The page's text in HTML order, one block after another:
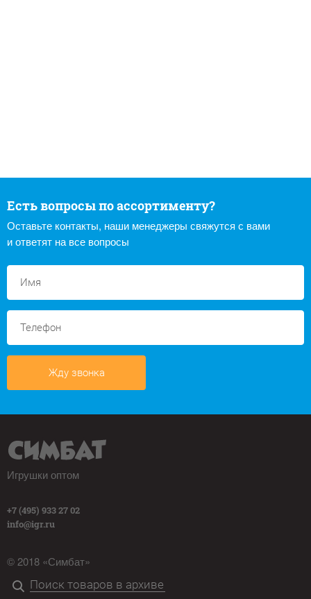
Есть вопросы по ассортименту?
Оставьте контакты, наши менеджеры свяжутся с вами
и ответят на все вопросы
Жду звонка
Игрушки оптом
+7 (495) 933 27 02
info@igr.ru
© 2018 «Симбат»